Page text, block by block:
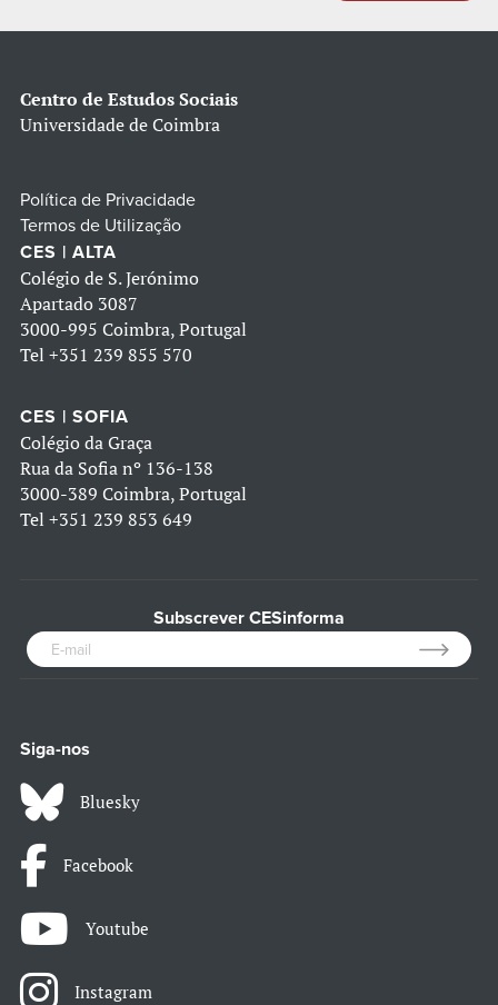
Centro de Estudos Sociais
Universidade de Coimbra
Política de Privacidade
Termos de Utilização
CES | ALTA
Colégio de S. Jerónimo
Apartado 3087
3000-995 Coimbra, Portugal
Tel +351 239 855 570
CES | SOFIA
Colégio da Graça
Rua da Sofia nº 136-138
3000-389 Coimbra, Portugal
Tel +351 239 853 649
Subscrever CESinforma
Siga-nos
Bluesky
Facebook
Youtube
Instagram